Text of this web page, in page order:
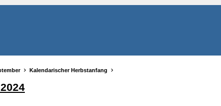
Kalendarischer Herbstanfang